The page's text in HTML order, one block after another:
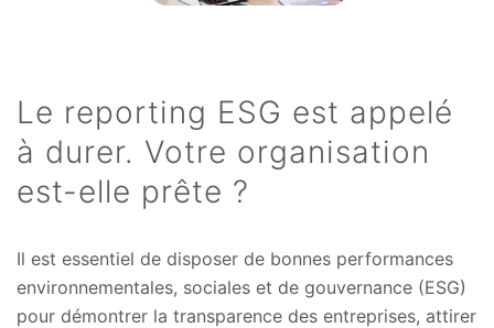
Le reporting ESG est appelé
à durer. Votre organisation
est-elle prête ?
Il est essentiel de disposer de bonnes performances
environnementales, sociales et de gouvernance (ESG)
pour démontrer la transparence des entreprises, attirer